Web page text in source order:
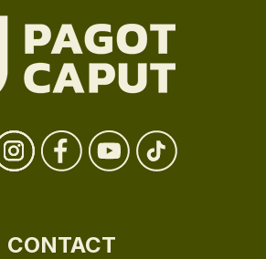
CONTACT